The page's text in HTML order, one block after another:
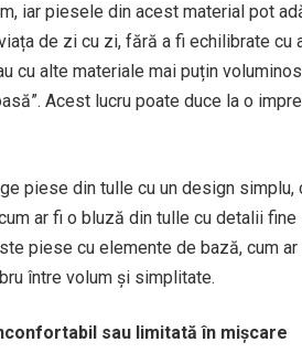
iar piesele din acest material pot
de zi cu zi, fără a fi echilibrate
cu alte materiale mai puțin
Acest lucru poate duce la o
piese din tulle cu un design simplu,
ar fi o bluză din tulle cu detalii
piese cu elemente de bază, cum
între volum și simplitate.
sau limitată în mișcare